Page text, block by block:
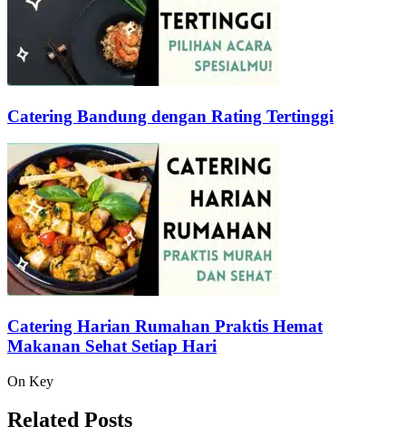
Catering Bandung dengan Rating Tertinggi
Catering Harian Rumahan Praktis Hemat
Makanan Sehat Setiap Hari
On Key
Related Posts